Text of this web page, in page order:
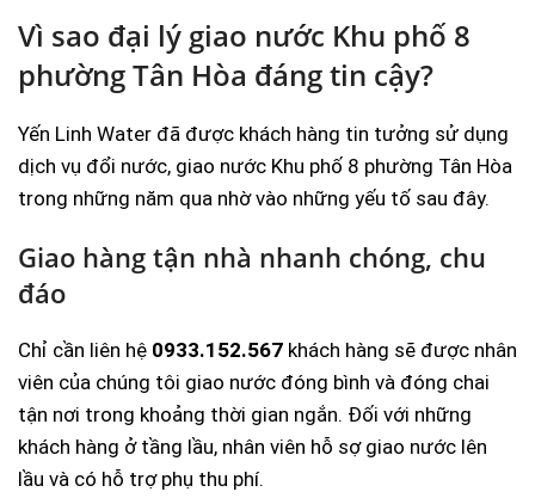
Vì sao đại lý giao nước Khu phố 8
phường Tân Hòa đáng tin cậy?
Yến Linh Water đã được khách hàng tin tưởng sử dụng
dịch vụ đổi nước, giao nước Khu phố 8 phường Tân Hòa
trong những năm qua nhờ vào những yếu tố sau đây.
Giao hàng tận nhà nhanh chóng, chu
đáo
Chỉ cần liên hệ 0933.152.567 khách hàng sẽ được nhân
viên của chúng tôi giao nước đóng bình và đóng chai
tận nơi trong khoảng thời gian ngắn. Đối với những
khách hàng ở tầng lầu, nhân viên hỗ sợ giao nước lên
lầu và có hỗ trợ phụ thu phí.